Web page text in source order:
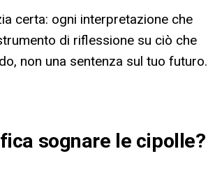
certa: ogni interpretazione che
di riflessione su ciò che
non una sentenza sul tuo futuro.
sognare le cipolle?